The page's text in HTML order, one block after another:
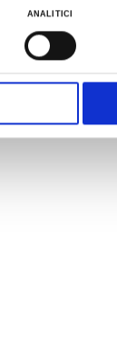
ANALITICI